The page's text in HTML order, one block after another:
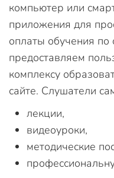
компьютер или
приложения для
оплаты обучения по
предоставляем
комплексу
сайте. Слушатели
лекции,
видеоуроки,
методические